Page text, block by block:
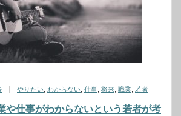
やりたい わからない 仕事 将来 職業 若者
や仕事がわからないという若者が考